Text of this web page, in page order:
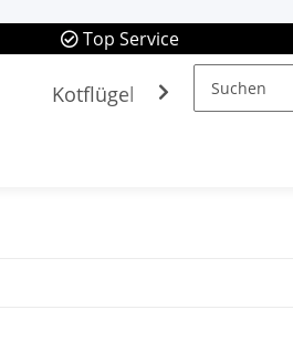
Top Service
Kotflügel Spiegel &